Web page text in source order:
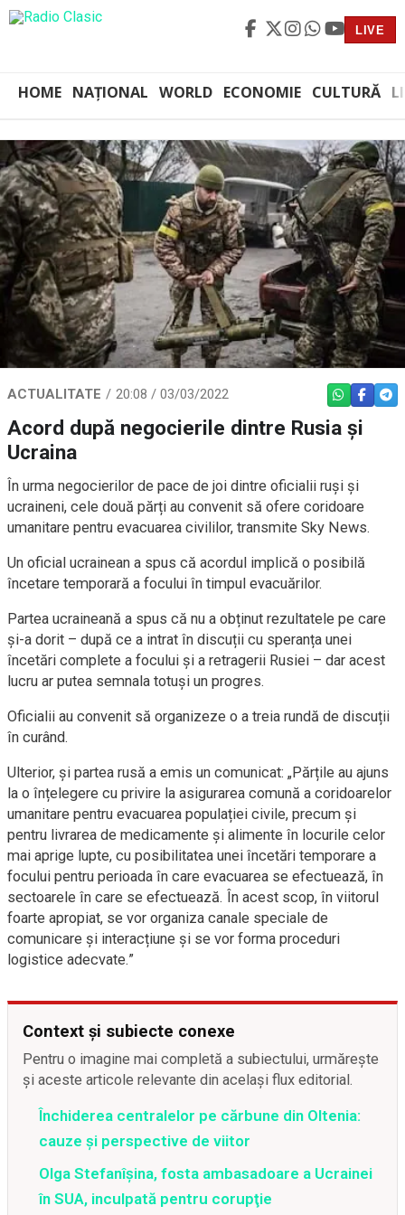
LIVE
HOME NAȚIONAL WORLD ECONOMIE CULTURĂ
ACTUALITATE 20:08 / 03/03/2022 WHATSAPP
Acord după negocierile dintre Rusia și
Ucraina
În urma negocierilor de pace de joi dintre oficialii ruși și
ucraineni, cele două părți au convenit să ofere coridoare
umanitare pentru evacuarea civililor, transmite Sky News.
Un oficial ucrainean a spus că acordul implică o posibilă
încetare temporară a focului în timpul evacuărilor.
Partea ucraineană a spus că nu a obținut rezultatele pe care
și-a dorit – după ce a intrat în discuții cu speranța unei
încetări complete a focului și a retragerii Rusiei – dar acest
lucru ar putea semnala totuși un progres.
Oficialii au convenit să organizeze o a treia rundă de discuții
în curând.
Ulterior, și partea rusă a emis un comunicat: „Părțile au ajuns
la o înțelegere cu privire la asigurarea comună a coridoarelor
umanitare pentru evacuarea populației civile, precum și
pentru livrarea de medicamente și alimente în locurile celor
mai aprige lupte, cu posibilitatea unei încetări temporare a
focului pentru perioada în care evacuarea se efectuează, în
sectoarele în care se efectuează. În acest scop, în viitorul
foarte apropiat, se vor organiza canale speciale de
comunicare și interacțiune și se vor forma proceduri
logistice adecvate.”
Context și subiecte conexe
Pentru o imagine mai completă a subiectului, urmărește
și aceste articole relevante din același flux editorial.
Închiderea centralelor pe cărbune din Oltenia:
cauze și perspective de viitor
Olga Stefanîşina, fosta ambasadoare a Ucrainei
în SUA, inculpată pentru corupţie